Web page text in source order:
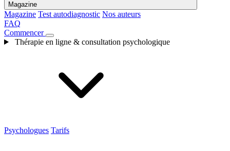
Magazine
Magazine Test autodiagnostic Nos auteurs
FAQ
Commencer
Thérapie en ligne & consultation psychologique
Psychologues Tarifs